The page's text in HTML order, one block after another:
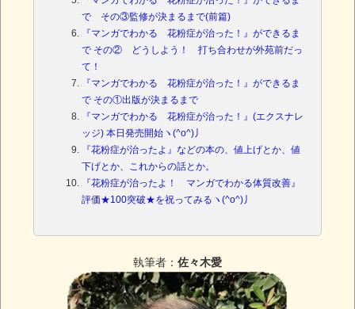
で その③監修が決まるまで(前篇)
『マンガでわかる 花粉症が治った！』ができるま
で その② どうしよう！ 打ち合わせが外苑前だっ
て！
『マンガでわかる 花粉症が治った！』ができるま
で その①出版が決まるまで
『マンガでわかる 花粉症が治った！』(エクスナレ
ッジ) 本日発売開始ヽ(^o^)丿
『花粉症が治ったよ』などの本の、値上げとか、値
下げとか、これからの話とか。
『花粉症が治ったよ！ マンガでわかる体質改善』
評価★100突破★を祝ってみるヽ(^o^)丿
執筆者： 佐々木愛